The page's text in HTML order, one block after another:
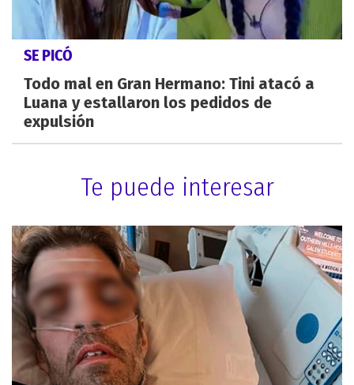
SE PICÓ
Todo mal en Gran Hermano: Tini atacó a
Luana y estallaron los pedidos de
expulsión
Te puede interesar